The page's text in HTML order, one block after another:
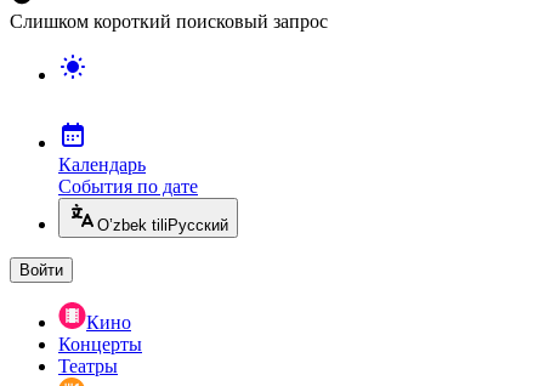
Слишком короткий поисковый запрос
Календарь
События по дате
O’zbek tili Русский
Войти
Кино
Концерты
Театры